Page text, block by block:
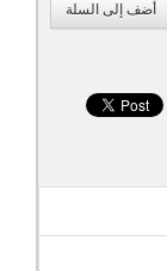
أضف إلى السلة